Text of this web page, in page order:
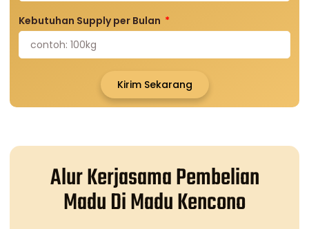
Kebutuhan Supply per Bulan
Kirim Sekarang
Alur Kerjasama Pembelian
Madu Di Madu Kencono